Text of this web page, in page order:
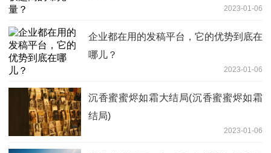
2023-01-06
企业都在用的发稿平台，它的优势到底在
哪儿？
2023-01-06
沉香蜜蜜烬如霜大结局(沉香蜜蜜烬如霜
结局)
2023-01-06